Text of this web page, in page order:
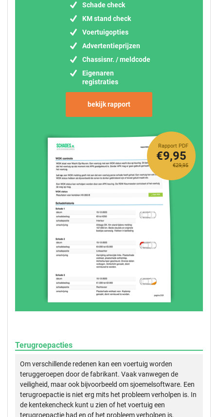
Schade check
KM stand check
Voertuigopties
Advertentieprijzen
Chassisnr. / meldcode
Eigenaren
registraties
bekijk rapport
Rapport PDF
€29,95
€9,95
Terugroepacties
Om verschillende redenen kan een voertuig worden
teruggeroepen door de fabrikant. Vaak vanwegen de
veiligheid, maar ook bijvoorbeeld om sjoemelsoftware. Een
terugroepactie is niet erg mits het probleem verholpen is. In
de kentekencheck kunt u zien of het voertuig een
terugroepactie had en of het probleem verholpen is.